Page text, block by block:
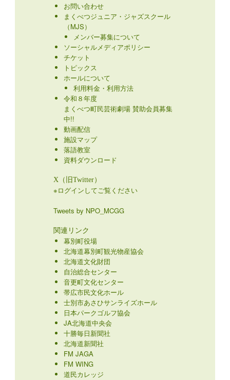
お問い合わせ
まくべつジュニア・ジャズスクール
（MJS）
メンバー募集について
ソーシャルメディアポリシー
チケット
トピックス
ホールについて
利用料金・利用方法
令和８年度
まくべつ町民芸術劇場 賛助会員募集
中!!
動画配信
施設マップ
落語教室
資料ダウンロード
X（旧Twitter）
※ログインしてご覧ください
Tweets by NPO_MCGG
関連リンク
幕別町役場
北海道幕別町観光物産協会
北海道文化財団
自治総合センター
音更町文化センター
帯広市民文化ホール
士別市あさひサンライズホール
日本パークゴルフ協会
JA北海道中央会
十勝毎日新聞社
北海道新聞社
FM JAGA
FM WING
道民カレッジ